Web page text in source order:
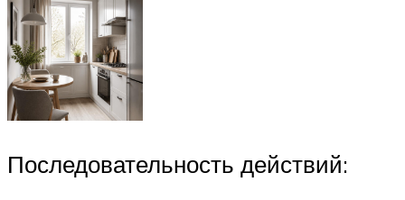
Последовательность действий: